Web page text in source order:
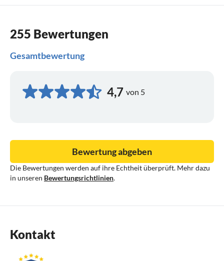
255 Bewertungen
Gesamtbewertung
4,7 von 5
Die Bewertungen werden auf ihre Echtheit überprüft. Mehr dazu
in unseren Bewertungsrichtlinien.
Bewertung abgeben
Kontakt